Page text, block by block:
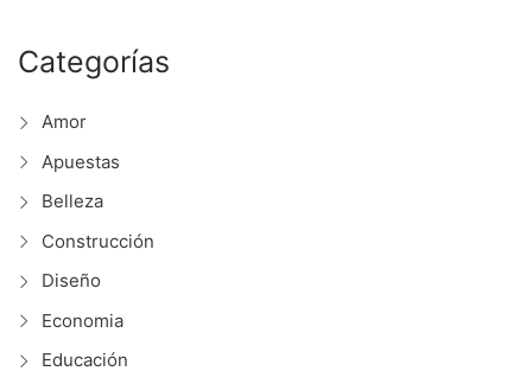
Categorías
Amor
Apuestas
Belleza
Construcción
Diseño
Economia
Educación